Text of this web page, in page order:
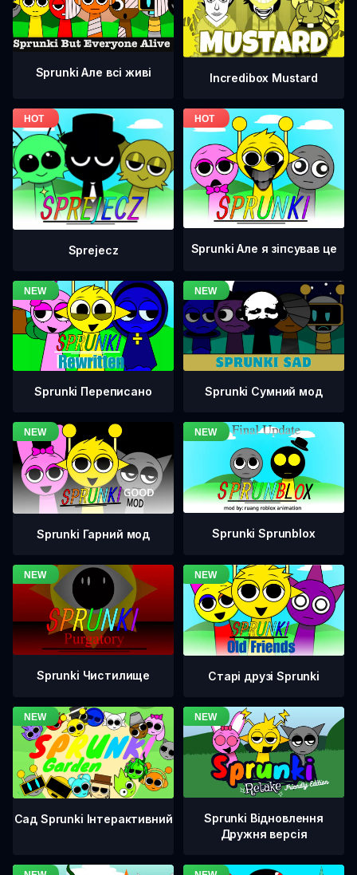
Sprunki Але всі живі Incredibox Mustard
Sprejecz Sprunki Але я зіпсував це
Sprunki Переписано Sprunki Сумний мод
Sprunki Гарний мод Sprunki Sprunblox
Sprunki Чистилище Старі друзі Sprunki
Сад Sprunki Інтерактивний
Sprunki Відновлення
Дружня версія